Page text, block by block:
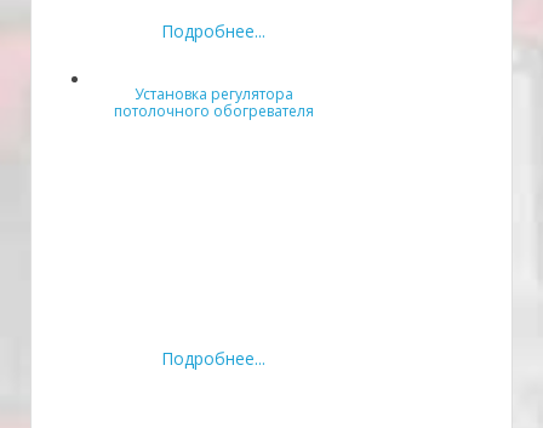
Подробнее...
Установка регулятора
потолочного обогревателя
Подробнее...